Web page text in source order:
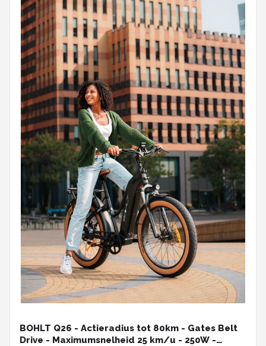
BOHLT Q26 - Actieradius tot 80km - Gates Belt
Drive - Maximumsnelheid 25 km/u - 250W -